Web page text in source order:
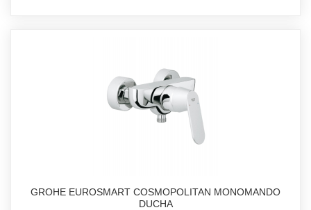
GROHE EUROSMART COSMOPOLITAN MONOMANDO
DUCHA